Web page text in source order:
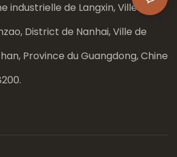
industrielle de Langxin, Ville de
District de Nanhai, Ville de
Province du Guangdong, Chine